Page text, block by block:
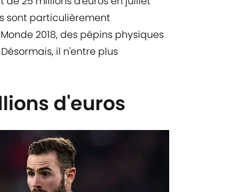
sont particulièrement
2018, des pépins physiques
il n'entre plus
d'euros